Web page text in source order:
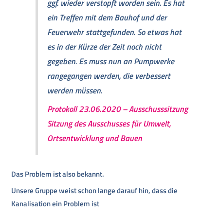
ggf. wieder verstopft worden sein. Es hat
ein Treffen mit dem Bauhof und der
Feuerwehr stattgefunden. So etwas hat
es in der Kürze der Zeit noch nicht
gegeben. Es muss nun an Pumpwerke
rangegangen werden, die verbessert
werden müssen.
Protokoll 23.06.2020– Ausschusssitzung
Sitzung des Ausschusses für Umwelt,
Ortsentwicklung und Bauen
Das Problem ist also bekannt.
Unsere Gruppe weist schon lange darauf hin, dass die
Kanalisation ein Problem ist